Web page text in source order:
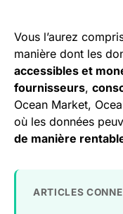
Vous l’aurez
manière dont les
accessibles et
fournisseurs,
Ocean Market,
où les données
de manière
ARTICLES